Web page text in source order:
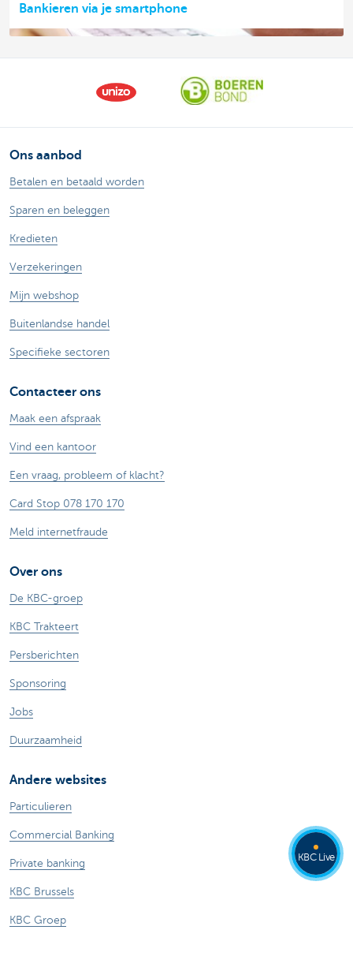
Bankieren via je smartphone
Ons aanbod
Betalen en betaald worden
Sparen en beleggen
Kredieten
Verzekeringen
Mijn webshop
Buitenlandse handel
Specifieke sectoren
Contacteer ons
Maak een afspraak
Vind een kantoor
Een vraag, probleem of klacht?
Card Stop 078 170 170
Meld internetfraude
Over ons
De KBC-groep
KBC Trakteert
Persberichten
Sponsoring
Jobs
Duurzaamheid
Andere websites
Particulieren
Commercial Banking
Private banking
KBC Brussels
KBC Groep
KBC Live